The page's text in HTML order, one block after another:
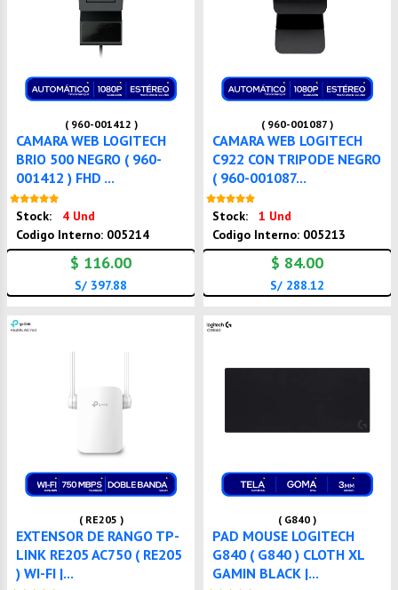
( 960-001412 )
CAMARA WEB LOGITECH
BRIO 500 NEGRO ( 960-
001412 ) FHD ...
Stock:
4 Und
Codigo Interno: 005214
$ 116.00
S/ 397.88
( 960-001087 )
CAMARA WEB LOGITECH
C922 CON TRIPODE NEGRO
( 960-001087...
Stock:
1 Und
Codigo Interno: 005213
$ 84.00
S/ 288.12
( RE205 )
EXTENSOR DE RANGO TP-
LINK RE205 AC750 ( RE205
) WI-FI |...
( G840 )
PAD MOUSE LOGITECH
G840 ( G840 ) CLOTH XL
GAMIN BLACK |...